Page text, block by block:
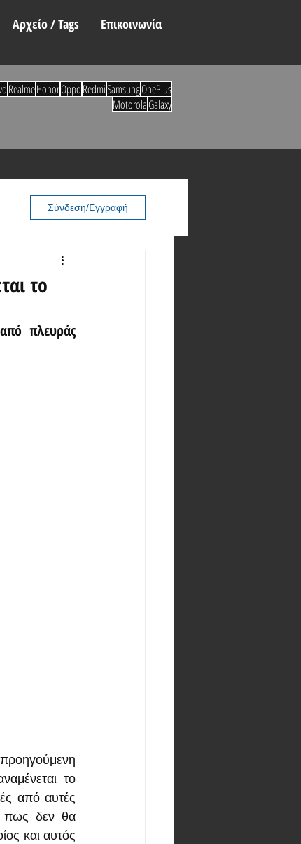
Αρχείο / Tags Επικοινωνία
Σύνδεση/Εγγραφή
το
πλευράς
το
από αυτές
πως δεν θα
και αυτός
RealmeHonorOppoRedmiSamsungOnePlus
MotorolaGalaxy